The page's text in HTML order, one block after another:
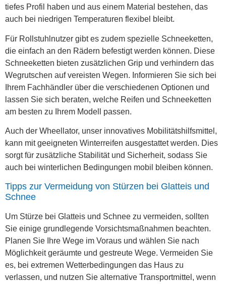
tiefes Profil haben und aus einem Material bestehen, das
auch bei niedrigen Temperaturen flexibel bleibt.
Für Rollstuhlnutzer gibt es zudem spezielle Schneeketten,
die einfach an den Rädern befestigt werden können. Diese
Schneeketten bieten zusätzlichen Grip und verhindern das
Wegrutschen auf vereisten Wegen. Informieren Sie sich bei
Ihrem Fachhändler über die verschiedenen Optionen und
lassen Sie sich beraten, welche Reifen und Schneeketten
am besten zu Ihrem Modell passen.
Auch der Wheellator, unser innovatives Mobilitätshilfsmittel,
kann mit geeigneten Winterreifen ausgestattet werden. Dies
sorgt für zusätzliche Stabilität und Sicherheit, sodass Sie
auch bei winterlichen Bedingungen mobil bleiben können.
Tipps zur Vermeidung von Stürzen bei Glatteis und
Schnee
Um Stürze bei Glatteis und Schnee zu vermeiden, sollten
Sie einige grundlegende Vorsichtsmaßnahmen beachten.
Planen Sie Ihre Wege im Voraus und wählen Sie nach
Möglichkeit geräumte und gestreute Wege. Vermeiden Sie
es, bei extremen Wetterbedingungen das Haus zu
verlassen, und nutzen Sie alternative Transportmittel, wenn